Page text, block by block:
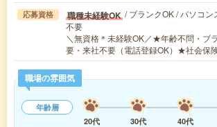
応募資格 職種未経験OK / ブランクOK / パソコン
不要
＼無資格＊未経験OK／★年齢不問・ブ
要・来社不要（電話登録OK）★社会保
職場の雰囲気
年齢層
20代
30代 40代